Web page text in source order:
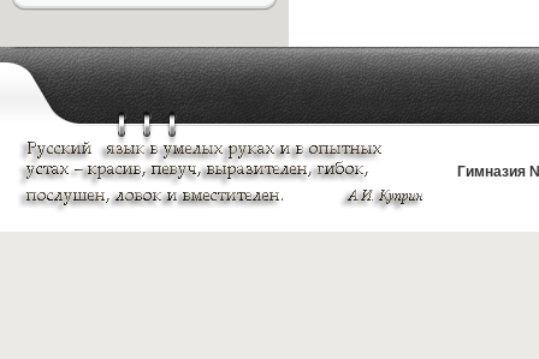
Гимназия